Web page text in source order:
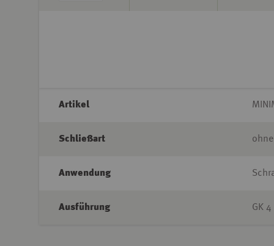
Artikel
Schließart
Anwendung
Ausführung GK 4